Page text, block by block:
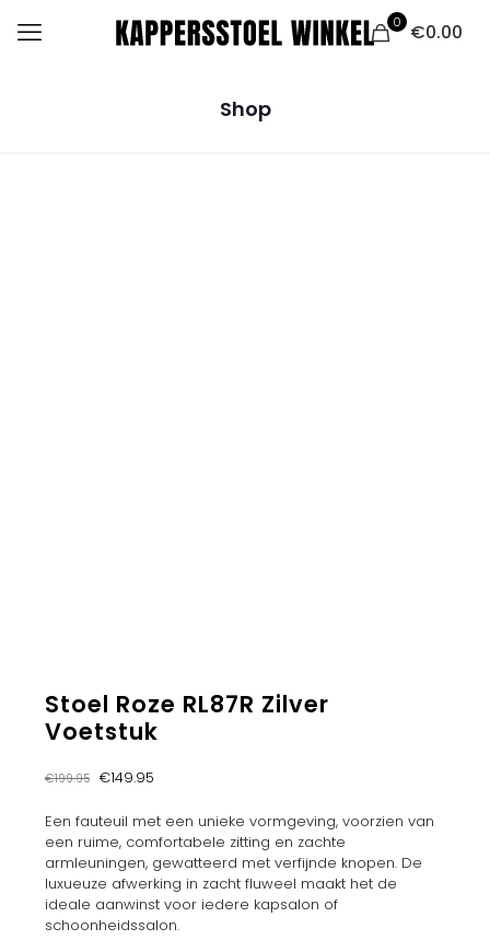
0 €0.00
Shop
Stoel Roze RL87R Zilver
Voetstuk
€199.95
Oorspronkelijke
was:
€199.95.
€149.95Huidige
is:
€149.95.
Een fauteuil met een unieke vormgeving, voorzien van
een ruime, comfortabele zitting en zachte
armleuningen, gewatteerd met verfijnde knopen. De
luxueuze afwerking in zacht fluweel maakt het de
ideale aanwinst voor iedere kapsalon of
schoonheidssalon.